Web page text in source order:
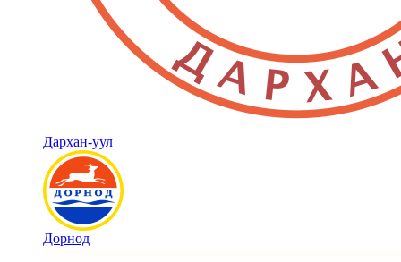
Дархан-уул
Дорнод